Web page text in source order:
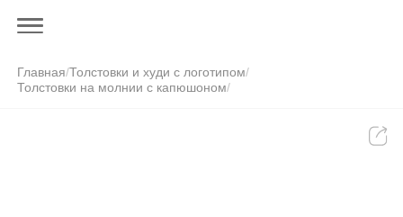
Главная/Толстовки и худи с логотипом/
Толстовки на молнии с капюшоном/